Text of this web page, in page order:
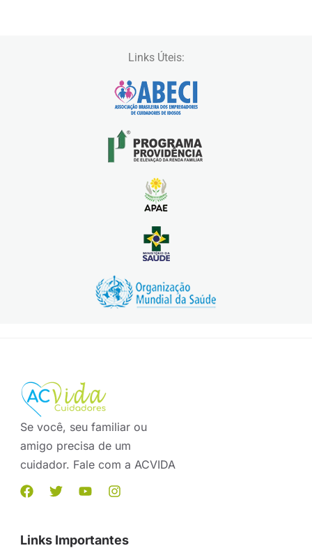
Links Úteis:
Se você, seu familiar ou
amigo precisa de um
cuidador. Fale com a ACVIDA
Links Importantes